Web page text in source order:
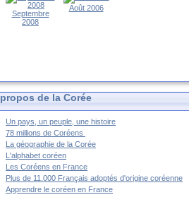
Septembre
2008
Août 2006
de la Corée
Un pays, un peuple, une histoire
78 millions de Coréens
La géographie de la Corée
L'alphabet coréen
Les Coréens en France
Plus de 11.000 Français adoptés d'origine coréenne
Apprendre le coréen en France